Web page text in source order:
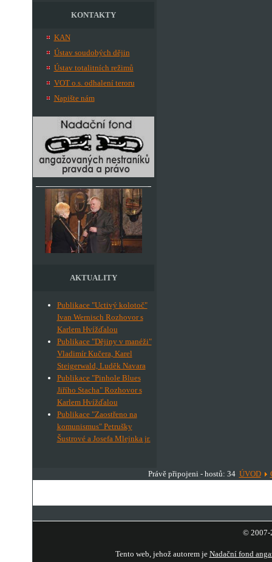
KONTAKTY
KAN
Ústav soudobých dějin
Ústav totalitních režimů
VOT o.s. odhalení teroru
Napište nám
AKTUALITY
Publikace "Uctivý kolotoč"
Ivan Wernisch Rozhovor s
Karlem Hvížďalou
Publikace "Dějiny v manéži"
Vladimír Kučera, Karel
Steigerwald, Luděk Navara
Publikace "Pinhole Blues
Jiřího Stacha" Rozhovor s
Karlem Hvížďalou
Publikace "Zaostřeno na
komunismus" Petrušky
Šustrové a Josefa Mlejnka jr.
Právě připojeni - hostů: 34 ÚVOD
© 2007-
Tento web, jehož autorem je Nadační fond